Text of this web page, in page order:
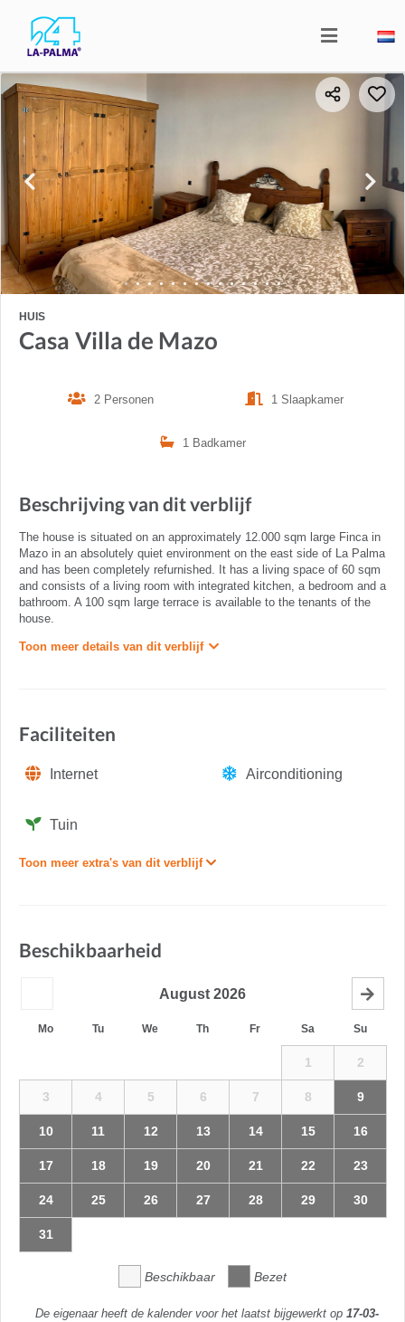
HUIS
Casa Villa de Mazo
2 Personen 1 Slaapkamer
1 Badkamer
Beschrijving van dit verblijf
The house is situated on an approximately 12.000 sqm large Finca in
Mazo in an absolutely quiet environment on the east side of La Palma
and has been completely refurnished. It has a living space of 60 sqm
and consists of a living room with integrated kitchen, a bedroom and a
bathroom. A 100 sqm large terrace is available to the tenants of the
house.
Toon meer details van dit verblijf
Faciliteiten
Internet Airconditioning
Tuin
Toon meer extra's van dit verblijf
Beschikbaarheid
August 2026
Mo Tu We Th Fr Sa Su
1 2
3 4 5 6 7 8 9
10 11 12 13 14 15 16
17 18 19 20 21 22 23
24 25 26 27 28 29 30
31
Beschikbaar Bezet
De eigenaar heeft de kalender voor het laatst bijgewerkt op 17-03-